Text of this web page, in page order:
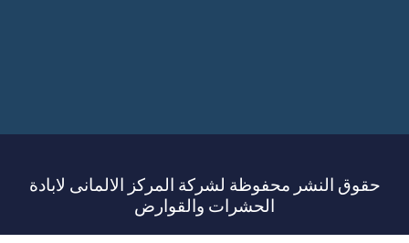
حقوق النشر محفوظة لشركة المركز الالمانى لابادة
الحشرات والقوارض